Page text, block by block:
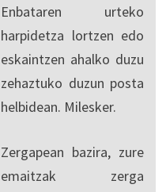
Enbataren urteko
harpidetza lortzen edo
eskaintzen ahalko duzu
zehaztuko duzun posta
helbidean. Milesker.
Zergapean bazira, zure
emaitzak zerga